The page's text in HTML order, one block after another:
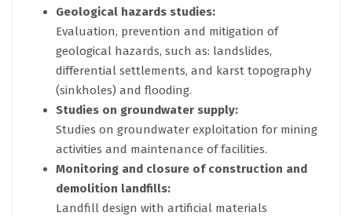
Geological hazards studies:
Evaluation, prevention and mitigation of
geological hazards, such as: landslides,
differential settlements, and karst topography
(sinkholes) and flooding.
Studies on groundwater supply:
Studies on groundwater exploitation for mining
activities and maintenance of facilities.
Monitoring and closure of construction and
demolition landfills:
Landfill design with artificial materials